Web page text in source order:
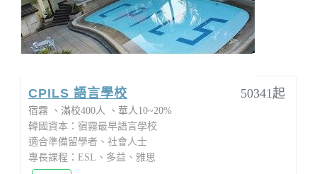
CPILS 語言學校 50341起
宿霧 滿校400人
華人10~20%
韓國資本：宿霧最早語言學校
適合準備留學者、社會人士
專長課程：ESL、多益、雅思